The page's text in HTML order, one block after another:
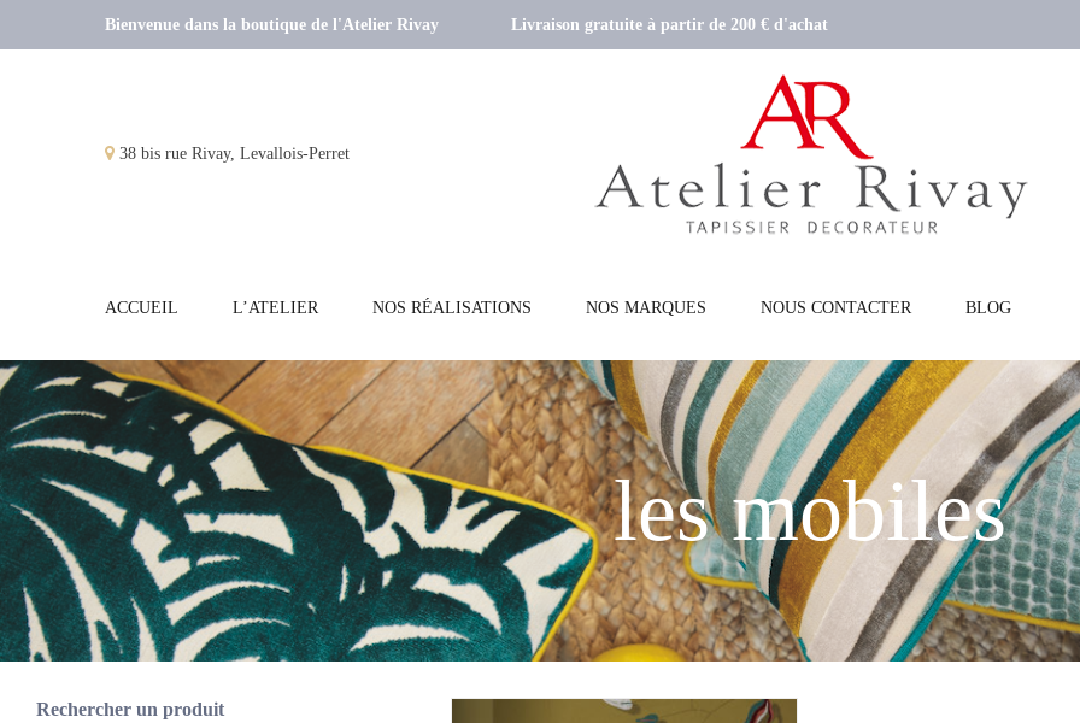
Bienvenue dans la boutique de l'Atelier Rivay Livraison gratuite à partir de 200 € d'achat
38 bis rue Rivay, Levallois-Perret
ACCUEIL L’ATELIER NOS RÉALISATIONS NOS MARQUES NOUS CONTACTER BLOG
les mobiles
Rechercher un produit